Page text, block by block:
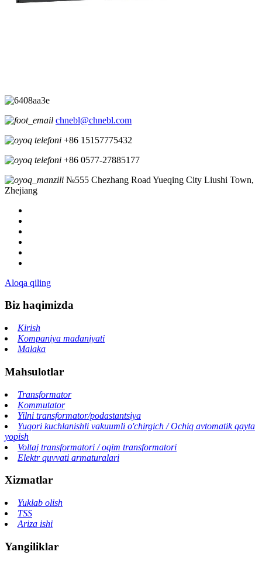
chnebl@chnebl.com
+86 15157775432
+86 0577-27885177
№555 Chezhang Road Yueqing City Liushi Town,
Zhejiang
Aloqa qiling
Biz haqimizda
Kirish
Kompaniya madaniyati
Malaka
Mahsulotlar
Transformator
Kommutator
Yilni transformator/podastantsiya
Yuqori kuchlanishli vakuumli o'chirgich / Ochiq avtomatik qayta
yopish
Voltaj transformatori / oqim transformatori
Elektr quvvati armaturalari
Xizmatlar
Yuklab olish
TSS
Ariza ishi
Yangiliklar